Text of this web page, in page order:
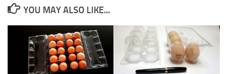
YOU MAY ALSO LIKE...